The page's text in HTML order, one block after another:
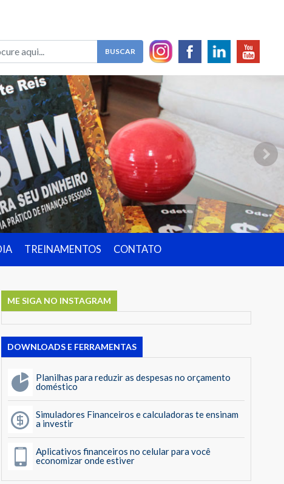
TREINAMENTOS CONTATO
ME SIGA NO INSTAGRAM
DOWNLOADS E FERRAMENTAS
Planilhas para reduzir as despesas no orçamento
doméstico
Simuladores Financeiros e calculadoras te ensinam
a investir
Aplicativos financeiros no celular para você
economizar onde estiver